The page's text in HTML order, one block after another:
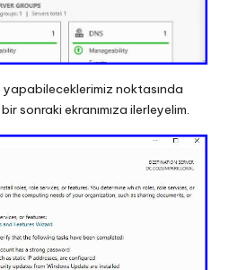
yapabileceklerimiz noktasında
sonraki ekranımıza ilerleyelim.